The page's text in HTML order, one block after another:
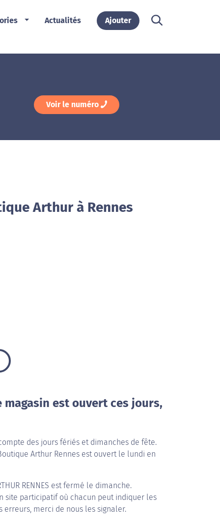
Actualités Ajouter
Voir le numéro
Arthur à Rennes
est ouvert ces jours,
des jours fériés et dimanches de fête.
Arthur Rennes est ouvert le lundi en
RENNES est fermé le dimanche.
site participatif où chacun peut indiquer les
erreurs, merci de nous les signaler.